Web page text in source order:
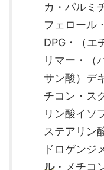
カ・パルミ
フェロール
DPG・（エ
リマー・（
サン酸）デ
チコン・ス
リン酸イソ
ステアリン
ドロゲンジ
ル・メチコ